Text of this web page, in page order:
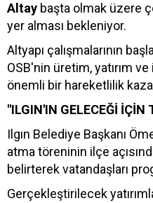
Altay başta olmak üzere
yer alması bekleniyor.
Altyapı çalışmalarının
OSB'nin üretim, yatırım
önemli bir hareketlilik
"ILGIN'IN GELECEĞİ İÇİN
Ilgın Belediye Başkanı
atma töreninin ilçe
belirterek vatandaşları
Gerçekleştirilecek